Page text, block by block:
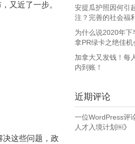
又近了一步。
决这些问题，政
安提瓜护照因何引
注？完善的社会福
为什么说2020年下
拿PR绿卡之绝佳机
加拿大又发钱！每
内到账！
近期评论
一位WordPress评
人才入境计划￼》